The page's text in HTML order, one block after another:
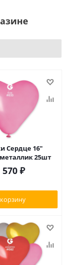
Сердце 16"
25шт
570 ₽